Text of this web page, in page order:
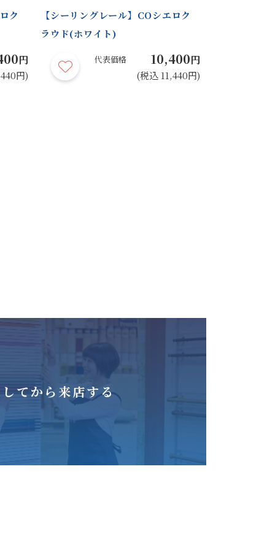
ク
円
円)
【シーリングレール】COシエロク
ラウド(ホワイト)
代表価格 10,400円
(税込 11,440円)
てから来店する